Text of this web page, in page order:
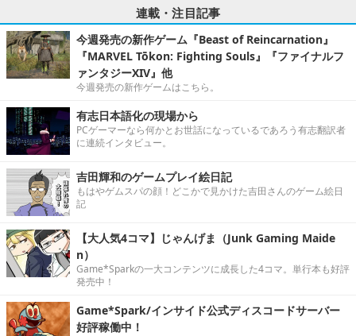
連載・注目記事
今週発売の新作ゲーム『Beast of Reincarnation』
『MARVEL Tōkon: Fighting Souls』『ファイナルフ
ァンタジーXIV』他
今週発売の新作ゲームはこちら。
有志日本語化の現場から
PCゲーマーなら何かとお世話になっているであろう有志翻訳者
に連続インタビュー。
吉田輝和のゲームプレイ絵日記
もはやゲムスパの顔！どこかで見かけた吉田さんのゲーム絵日
記
【大人気4コマ】じゃんげま（Junk Gaming Maide
n）
Game*Sparkの一大コンテンツに成長した4コマ。単行本も好評
発売中！
Game*Spark/インサイド公式ディスコードサーバー
好評稼働中！